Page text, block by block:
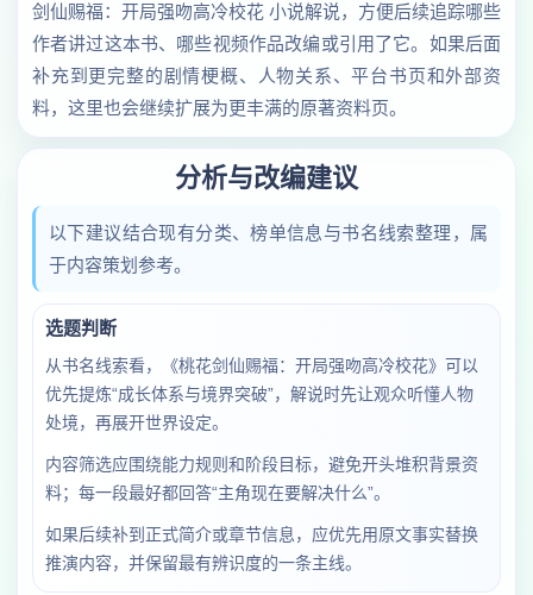
剑仙赐福：开局强吻高冷校花 小说解说，方便后续追踪哪些
作者讲过这本书、哪些视频作品改编或引用了它。如果后面
补充到更完整的剧情梗概、人物关系、平台书页和外部资
料，这里也会继续扩展为更丰满的原著资料页。
分析与改编建议
以下建议结合现有分类、榜单信息与书名线索整理，属
于内容策划参考。
选题判断
从书名线索看，《桃花剑仙赐福：开局强吻高冷校花》可以
优先提炼“成长体系与境界突破”，解说时先让观众听懂人物
处境，再展开世界设定。
内容筛选应围绕能力规则和阶段目标，避免开头堆积背景资
料；每一段最好都回答“主角现在要解决什么”。
如果后续补到正式简介或章节信息，应优先用原文事实替换
推演内容，并保留最有辨识度的一条主线。